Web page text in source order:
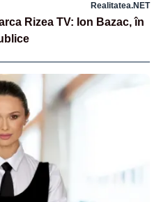
Realitatea.NET
Rizea TV: Ion Bazac, în